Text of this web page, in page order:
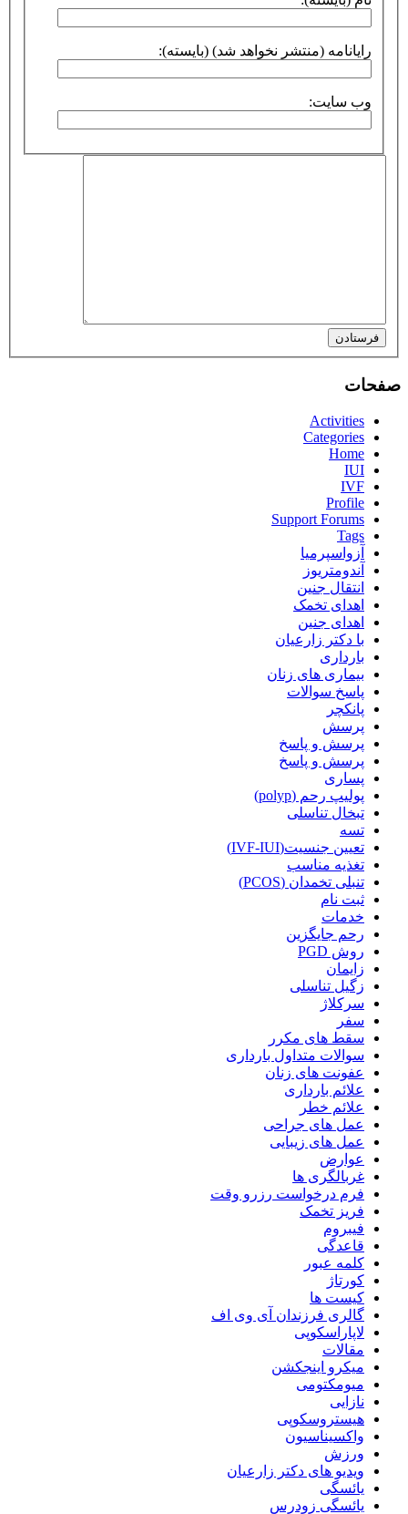
رایانامه (منتشر نخواهد شد) (بایسته):
وب سایت:
فرستادن
صفحات
Activities
Categories
Home
IUI
IVF
Profile
Support Forums
Tags
آزواسپرمیا
آندومتریوز
انتقال جنین
اهدای تخمک
اهدای جنین
با دکتر زارعیان
بارداری
بیماری های زنان
پاسخ سوالات
پانکچر
پرسش
پرسش و پاسخ
پرسش و پاسخ
پساری
پولیپ رحم (polyp)
تبخال تناسلی
تسه
تعیین جنسیت(IVF-IUI)
تغذیه مناسب
تنبلی تخمدان (PCOS)
ثبت نام
خدمات
رحم جایگزین
روش PGD
زایمان
زگیل تناسلی
سرکلاژ
سفر
سقط های مکرر
سوالات متداول بارداری
عفونت های زنان
علائم بارداری
علائم خطر
عمل های جراحی
عمل های زیبایی
عوارض
غربالگری ها
فرم درخواست رزرو وقت
فریز تخمک
فیبروم
قاعدگی
کلمه عبور
کورتاژ
کیست ها
گالری فرزندان آی وی اف
لاپاراسکوپی
مقالات
میکرو اینجکشن
میومکتومی
نازایی
هیستروسکوپی
واکسیناسیون
ورزش
ویدیو های دکتر زارعیان
یائسگی
یائسگی زودرس